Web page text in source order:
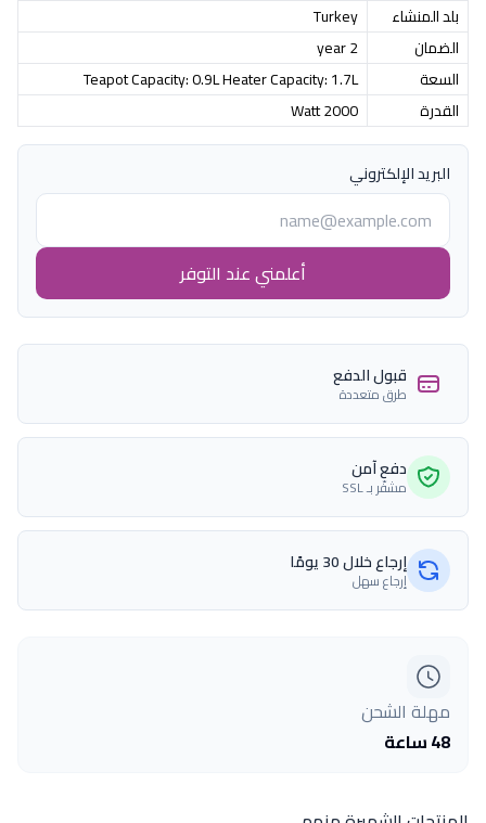
بلد المنشاء
Turkey
الضمان
2 year
السعة
Teapot Capacity: 0.9L Heater Capacity: 1.7L
القدرة
2000 Watt
البريد الإلكتروني
أعلمني عند التوفر
قبول الدفع
طرق متعددة
دفع آمن
مشفّر بـ SSL
إرجاع خلال 30 يومًا
إرجاع سهل
مهلة الشحن
48 ساعة